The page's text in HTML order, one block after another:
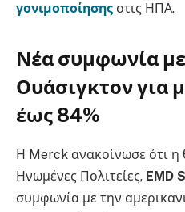
γονιμοποίησης στις ΗΠΑ.
Νέα συμφωνία
Ουάσιγκτον για
έως 84%
Η Merck ανακοίνωσε ότι η
Ηνωμένες Πολιτείες, EMD
συμφωνία με την